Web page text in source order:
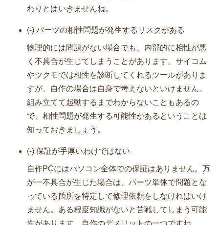
わりとはいきませんね。
(-) パーツの相性問題が発生するリスクがある
物理的には問題がない場合でも、内部的に相性が悪
く不具合が生じてしまうことがあります。サイコム
やツクモでは相性を診断してくれるツールがありま
すが、自作の場合は自身で考えないといけません。
組み立てて起動するまでわからないこともあるの
で、相性問題が発生する可能性があるということは
知っておきましょう。
(-) 保証が手厚いわけではない
自作PCにはパソコン全体での保証はありません。万
が一不具合が生じた場合は、パーツ単体で問題とな
っている箇所を特定して修理依頼をしなければいけ
ません。ある程度知識がないと苦戦してしまう可能